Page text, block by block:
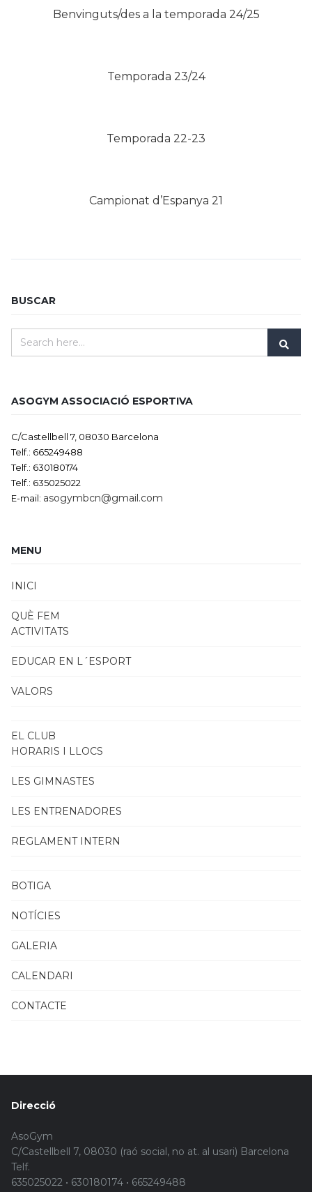
Benvinguts/des a la temporada 24/25
Temporada 23/24
Temporada 22-23
Campionat d’Espanya 21
BUSCAR
ASOGYM ASSOCIACIÓ ESPORTIVA
C/Castellbell 7, 08030 Barcelona
Telf.: 665249488
Telf.: 630180174
Telf.: 635025022
E-mail: asogymbcn@gmail.com
MENU
INICI
QUÈ FEM
ACTIVITATS
EDUCAR EN L´ESPORT
VALORS
EL CLUB
HORARIS I LLOCS
LES GIMNASTES
LES ENTRENADORES
REGLAMENT INTERN
BOTIGA
NOTÍCIES
GALERIA
CALENDARI
CONTACTE
Direcció
AsoGym
C/Castellbell 7, 08030 (raó social, no at. al usari) Barcelona
Telf.
635025022 • 630180174 • 665249488